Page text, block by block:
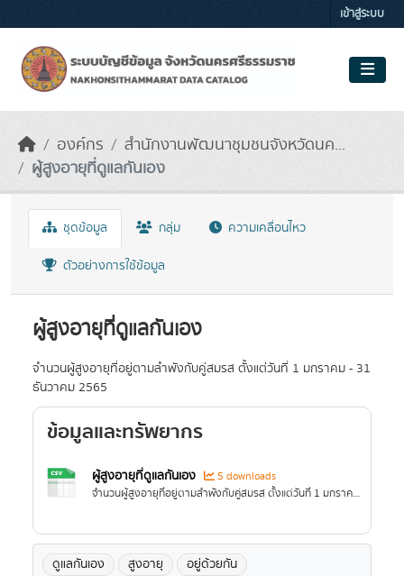
เข้าสู่ระบบ
องค์กร
สำนักงานพัฒนาชุมชนจังหวัดนค...
ผู้สูงอายุที่ดูแลกันเอง
ชุดข้อมูล กลุ่ม ความเคลื่อนไหว
ตัวอย่างการใช้ข้อมูล
ผู้สูงอายุที่ดูแลกันเอง
จำนวนผู้สูงอายุที่อยู่ตามลำพังกับคู่สมรส ตั้งแต่วันที่ 1 มกราคม - 31
ธันวาคม 2565
ข้อมูลและทรัพยากร
ผู้สูงอายุที่ดูแลกันเอง
5 downloads
จำนวนผู้สูงอายุที่อยู่ตามลำพังกับคู่สมรส ตั้งแต่วันที่ 1 มกราคม - 31 ธันวาคม 2565
ดูแลกันเอง สูงอายุ
อยู่ด้วยกัน